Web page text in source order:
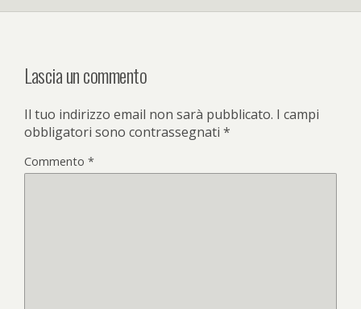
Lascia un commento
Il tuo indirizzo email non sarà pubblicato. I campi
obbligatori sono contrassegnati *
Commento *